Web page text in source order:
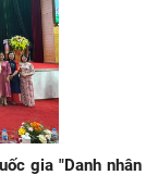
gia "Danh nhân